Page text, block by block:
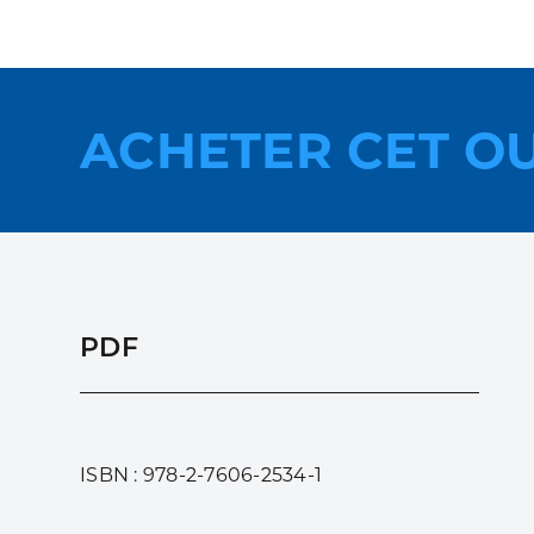
ACHETER CET
PDF
ISBN : 978-2-7606-2534-1